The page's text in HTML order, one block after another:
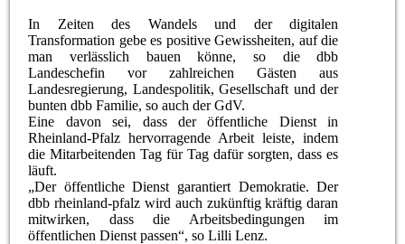
In Zeiten des Wandels und der digitalen
Transformation gebe es positive Gewissheiten, auf die
man verlässlich bauen könne, so die dbb
Landeschefin vor zahlreichen Gästen aus
Landesregierung, Landespolitik, Gesellschaft und der
bunten dbb Familie, so auch der GdV.
Eine davon sei, dass der öffentliche Dienst in
Rheinland-Pfalz hervorragende Arbeit leiste, indem
die Mitarbeitenden Tag für Tag dafür sorgten, dass es
läuft.
„Der öffentliche Dienst garantiert Demokratie. Der
dbb rheinland-pfalz wird auch zukünftig kräftig daran
mitwirken, dass die Arbeitsbedingungen im
öffentlichen Dienst passen“, so Lilli Lenz.